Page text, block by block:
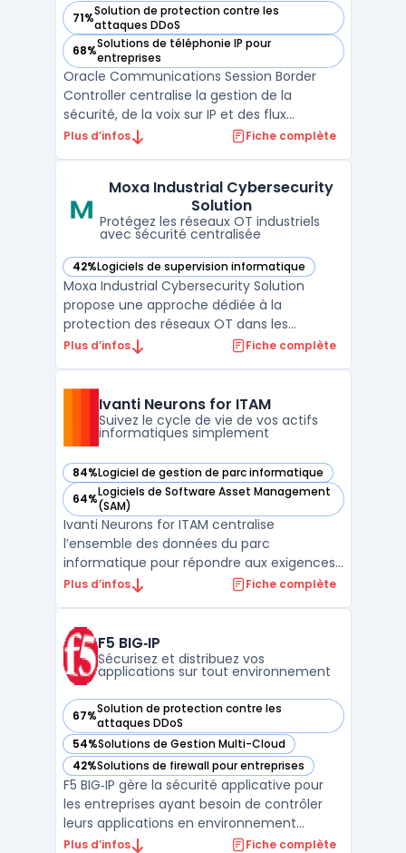
71%Solution de protection contre les
attaques DDoS
— voir Oracle Communications Session Border Controller
68%Solutions de téléphonie IP pour
entreprises
— voir Oracle Communications Session Border Controller
Oracle Communications Session Border
Controller centralise la gestion de la
sécurité, de la voix sur IP et des flux
multimédias pour les opérateurs télécom
aux attaques, assure l’interopérabilité des
systèmes hét ...
Plus d’infos Fiche complète
Moxa Industrial Cybersecurity
Solution
Protégez les réseaux OT industriels
avec sécurité centralisée
42%Logiciels de supervision informatique
— voir Moxa Industrial Cybersecurity Solution dans cette
Moxa Industrial Cybersecurity Solution
propose une approche dédiée à la
protection des réseaux OT dans les
environnements industriels, en fournissant
L’augmentation du nombre de connexions
entre équipements industriels et ...
Plus d’infos Fiche complète
Ivanti Neurons for ITAM
Suivez le cycle de vie de vos actifs
informatiques simplement
84%Logiciel de gestion de parc informatique
— voir Ivanti Neurons for ITAM dans cette catégorie
64%Logiciels de Software Asset Management
(SAM)
— voir Ivanti Neurons for ITAM dans cette catégorie
Ivanti Neurons for ITAM centralise
l’ensemble des données du parc
informatique pour répondre aux exigences
de gestion des actifs informatiques dans
structure le cycle de vie des équipements,
de l’acquisition jusqu’à ...
Plus d’infos Fiche complète
F5 BIG‑IP
Sécurisez et distribuez vos
applications sur tout environnement
67%Solution de protection contre les
attaques DDoS
— voir F5 BIG‑IP dans cette catégorie
54%Solutions de Gestion Multi-Cloud
— voir F5 BIG‑IP dans cette catégorie
42%Solutions de firewall pour entreprises
— voir F5 BIG‑IP dans cette catégorie
F5 BIG‑IP gère la sécurité applicative pour
les entreprises ayant besoin de contrôler
leurs applications en environnement
hybride ou multicloud. Les équipes IT qui
Plus d’infos Fiche complète